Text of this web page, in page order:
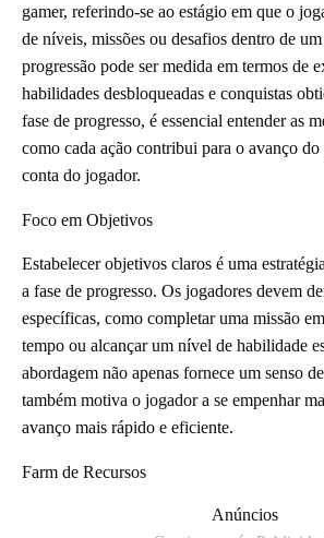
gamer, referindo-se ao estágio em que o
de níveis, missões ou desafios dentro de
progressão pode ser medida em termos de
habilidades desbloqueadas e conquistas
fase de progresso, é essencial entender as
como cada ação contribui para o avanço do
conta do jogador.
Foco em Objetivos
Estabelecer objetivos claros é uma
a fase de progresso. Os jogadores devem
específicas, como completar uma missão
tempo ou alcançar um nível de habilidade
abordagem não apenas fornece um senso
também motiva o jogador a se empenhar
avanço mais rápido e eficiente.
Farm de Recursos
Anúncios